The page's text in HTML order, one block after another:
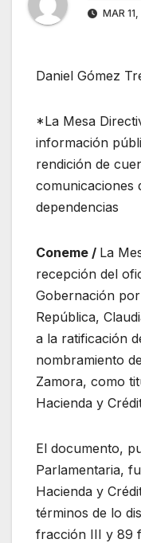
MAR
Daniel Gómez
*La Mesa
información
rendición de
comunicaciones
dependencias
Coneme / La
recepción del
Gobernación
República,
a la ratificación
nombramiento
Zamora, como
Hacienda y
El documento,
Parlamentaria,
Hacienda y
términos de lo
fracción III y 89